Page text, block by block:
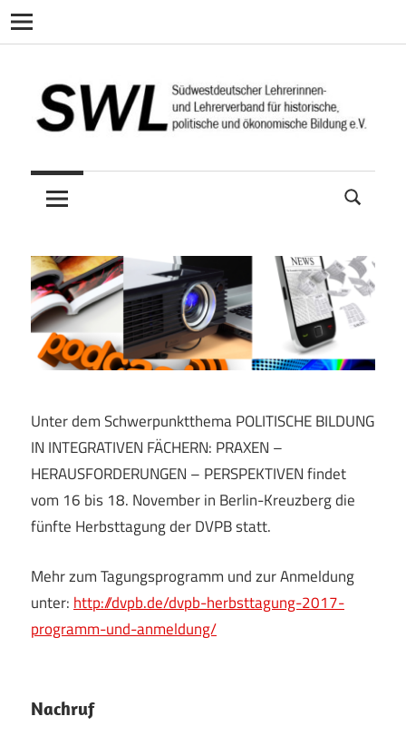
Navigation
Inhalt
springen
SWL
Lehrerinnen-
und
für
historische,
politische
und
ökonomische
e.V.
Unter dem Schwerpunktthema POLITISCHE BILDUNG
IN INTEGRATIVEN FÄCHERN: PRAXEN –
HERAUSFORDERUNGEN – PERSPEKTIVEN findet
vom 16 bis 18. November in Berlin-Kreuzberg die
fünfte Herbsttagung der DVPB statt.
Mehr zum Tagungsprogramm und zur Anmeldung
unter: http://dvpb.de/dvpb-herbsttagung-2017-
programm-und-anmeldung/
Nachruf